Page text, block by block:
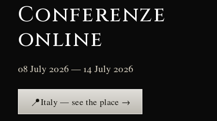
Conferenze
online
08 July 2026 — 14 July 2026
📍Italy — see the place →